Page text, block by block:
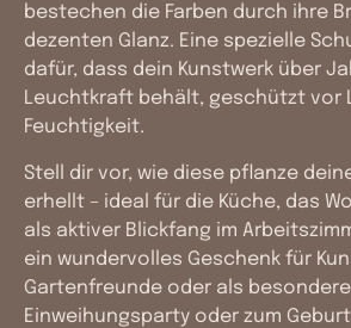
bestechen die Farben durch ihre
dezenten Glanz. Eine spezielle
dafür, dass dein Kunstwerk über
Leuchtkraft behält, geschützt vor
Feuchtigkeit.
Stell dir vor, wie diese pflanze
erhellt – ideal für die Küche, das
als aktiver Blickfang im
ein wundervolles Geschenk für
Gartenfreunde oder als
Einweihungsparty oder zum